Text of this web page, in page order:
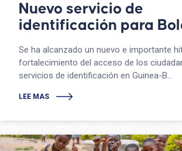
Nuevo servicio de
identificación para
Se ha alcanzado un nuevo e importante
fortalecimiento del acceso de los
servicios de identificación en Guinea-B...
LEE MAS